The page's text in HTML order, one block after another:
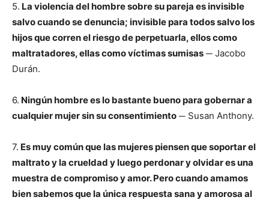
5. La violencia del hombre sobre su pareja es invisible
salvo cuando se denuncia; invisible para todos salvo los
hijos que corren el riesgo de perpetuarla, ellos como
maltratadores, ellas como víctimas sumisas ─ Jacobo
Durán.
6. Ningún hombre es lo bastante bueno para gobernar a
cualquier mujer sin su consentimiento ─ Susan Anthony.
7. Es muy común que las mujeres piensen que soportar el
maltrato y la crueldad y luego perdonar y olvidar es una
muestra de compromiso y amor. Pero cuando amamos
bien sabemos que la única respuesta sana y amorosa al